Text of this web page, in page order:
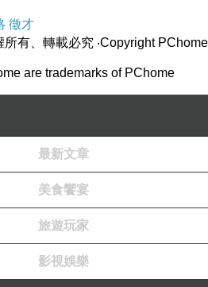
徵才
所有、轉載必究 ‧Copyright PChome
are trademarks of PChome
最新文章
美食饗宴
旅遊玩家
影視娛樂